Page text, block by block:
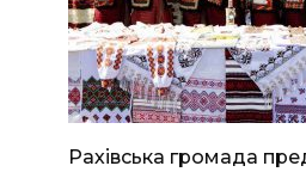
Рахівська громада